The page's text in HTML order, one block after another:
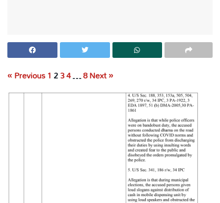
« Previous1 234…8Next »